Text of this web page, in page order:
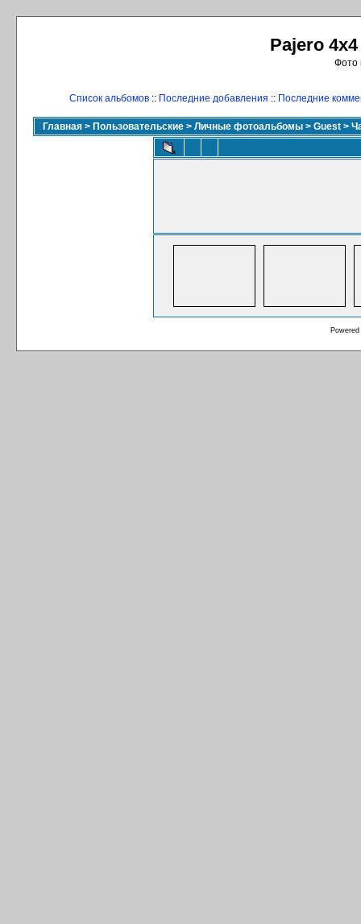
Pajero
Фото
Список альбомов :: Последние добавления :: Последние
Главная > Пользовательские > Личные фотоальбомы > Guest >